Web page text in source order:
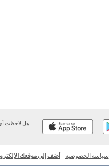
هل لاحظت
سياسة الخصوصية –أضف إلى موقعك